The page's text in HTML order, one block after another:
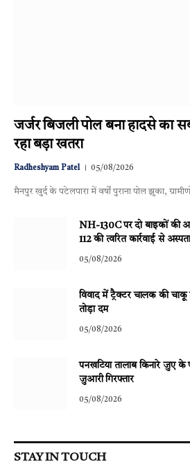
जर्जर बिजली पोल बना हादसे का
रहा बड़ा खतरा
Radheshyam Patel 05/08/2026
मैनपुर खुर्द के पटेलपारा में वर्षों पुराना पोल झुका,
NH-130C पर दो बाइकों की
112 की त्वरित कार्रवाई से
05/08/2026
विवाद में ट्रैक्टर चालक की चाकू
तोड़ा दम
05/08/2026
पनखटिया तालाब किनारे जुए
जुआरी गिरफ्तार
05/08/2026
STAY IN TOUCH